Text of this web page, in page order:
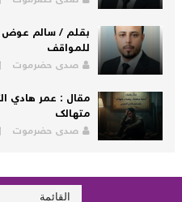
بقلم / سالم عوض
للمواقف
صدى حضرموت
مقال : عمر هادي
متهالك
صدى حضرموت